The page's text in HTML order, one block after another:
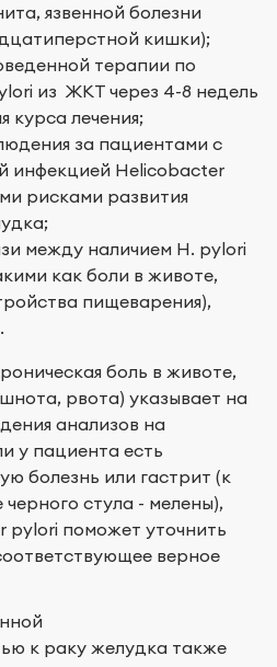
язвенной болезни
кишки);
терапии по
из ЖКТ через 4-8 недель
курса лечения;
за пациентами с
инфекцией Helicobacter
рисками развития
между наличием H. pylori
как боли в животе,
пищеварения),
боль в животе,
рвота) указывает на
анализов на
у пациента есть
болезнь или гастрит (к
стула - мелены),
pylori поможет уточнить
верное
к раку желудка также